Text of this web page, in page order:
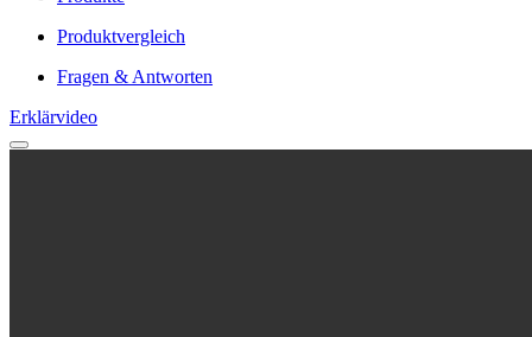
Produktvergleich
Fragen & Antworten
Erklärvideo